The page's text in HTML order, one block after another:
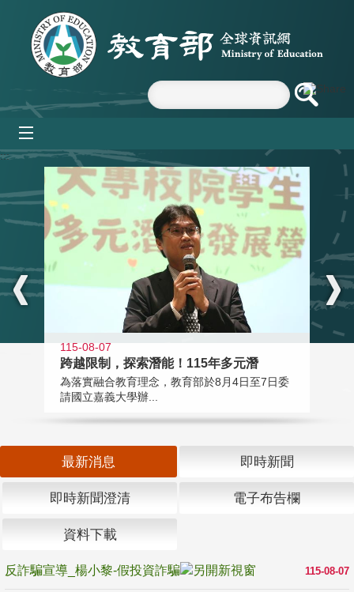
跳到主要內容區塊
:::
115-08-07
跨越限制，探索潛能！115年多元潛
為落實融合教育理念，教育部於8月4日至7日委
請國立嘉義大學辦...
最新消息 即時新聞
即時新聞澄清 電子布告欄
資料下載
115-08-07
反詐騙宣導_楊小黎-假投資詐騙